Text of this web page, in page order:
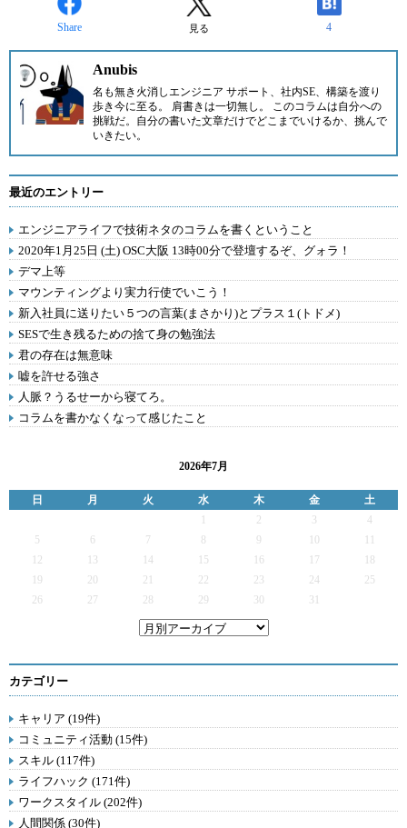
Share 見る 4
Anubis
名も無き火消しエンジニア サポート、社内SE、構築を渡り
歩き今に至る。 肩書きは一切無し。 このコラムは自分への
挑戦だ。自分の書いた文章だけでどこまでいけるか、挑んで
いきたい。
最近のエントリー
エンジニアライフで技術ネタのコラムを書くということ
2020年1月25日 (土) OSC大阪 13時00分で登壇するぞ、グォラ！
デマ上等
マウンティングより実力行使でいこう！
新入社員に送りたい５つの言葉(まさかり)とプラス１(トドメ)
SESで生き残るための捨て身の勉強法
君の存在は無意味
嘘を許せる強さ
人脈？うるせーから寝てろ。
コラムを書かなくなって感じたこと
2026年7月
日 月 火 水 木 金
土
2 3
4
5
6 7 9
12
13 14 15 16 17
19
20 21 22 23 24
25
26
27 28 29 30 31
カテゴリー
キャリア (19件)
コミュニティ活動 (15件)
スキル (117件)
ライフハック (171件)
ワークスタイル (202件)
人間関係 (30件)